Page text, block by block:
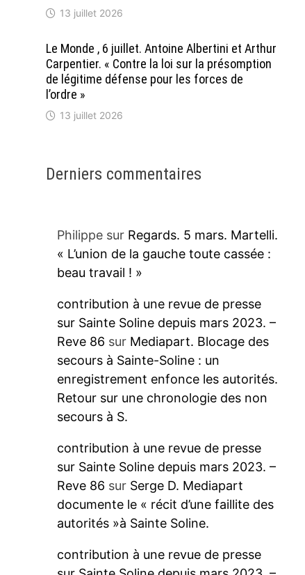
13 juillet 2026
Le Monde , 6 juillet. Antoine Albertini et Arthur
Carpentier. « Contre la loi sur la présomption
de légitime défense pour les forces de
l’ordre »
13 juillet 2026
Derniers commentaires
Philippesur Regards. 5 mars. Martelli.
« L’union de la gauche toute cassée :
beau travail ! »
contribution à une revue de presse
sur Sainte Soline depuis mars 2023. –
Reve 86 sur Mediapart. Blocage des
secours à Sainte-Soline : un
enregistrement enfonce les autorités.
Retour sur une chronologie des non
secours à S.
contribution à une revue de presse
sur Sainte Soline depuis mars 2023. –
Reve 86 sur Serge D. Mediapart
documente le « récit d’une faillite des
autorités »à Sainte Soline.
contribution à une revue de presse